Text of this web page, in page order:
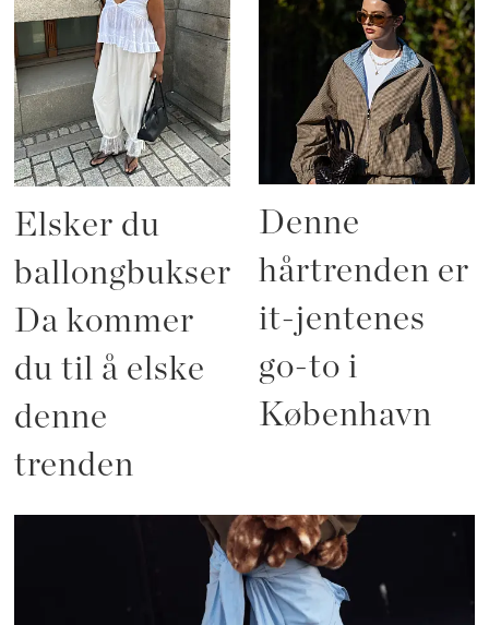
Elsker du
ballongbukser?
Da kommer
du til å elske
denne
trenden
Denne
hårtrenden er
it-jentenes
go-to i
København